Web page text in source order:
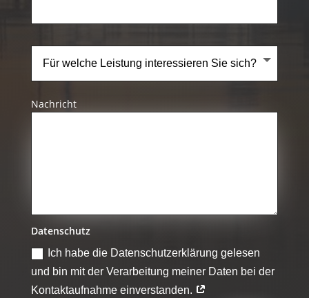
Nachricht
Datenschutz
Ich habe die Datenschutzerklärung gelesen
und bin mit der Verarbeitung meiner Daten bei der
Kontaktaufnahme einverstanden.